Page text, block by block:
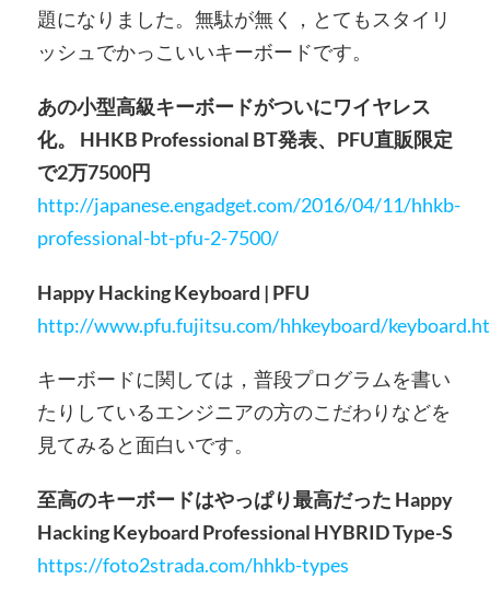
題になりました。無駄が無く，とてもスタイリ
ッシュでかっこいいキーボードです。
あの小型高級キーボードがついにワイヤレス
化。 HHKB Professional BT発表、PFU直販限定
で2万7500円
http://japanese.engadget.com/2016/04/11/hhkb-
professional-bt-pfu-2-7500/
Happy Hacking Keyboard | PFU
http://www.pfu.fujitsu.com/hhkeyboard/
キーボードに関しては，普段プログラムを書い
たりしているエンジニアの方のこだわりなどを
見てみると面白いです。
至高のキーボードはやっぱり最高だった Happy
Hacking Keyboard Professional HYBRID Type-S
https://foto2strada.com/hhkb-types